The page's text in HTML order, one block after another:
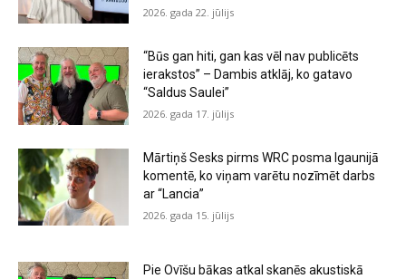
2026. gada 22. jūlijs
“Būs gan hiti, gan kas vēl nav publicēts
ierakstos” – Dambis atklāj, ko gatavo
“Saldus Saulei”
2026. gada 17. jūlijs
Mārtiņš Sesks pirms WRC posma Igaunijā
komentē, ko viņam varētu nozīmēt darbs
ar “Lancia”
2026. gada 15. jūlijs
Pie Ovīšu bākas atkal skanēs akustiskā